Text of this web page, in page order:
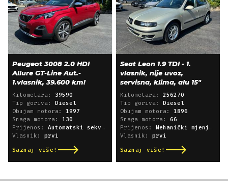
Peugeot 3008 2.0 HDI
Allure GT-Line Aut.-
1.vlasnik, 39.600 km!
Kilometara: 39590
Tip goriva: Diesel
Obujam motora: 1997
Snaga motora: 130
Prijenos: Automatski sekvencijski
Vlasnik: prvi
Saznaj više!
Seat Leon 1.9 TDI - 1.
vlasnik, nije uvoz,
servisna, klima, alu 15"
Kilometara: 256270
Tip goriva: Diesel
Obujam motora: 1896
Snaga motora: 66
Prijenos: Mehanički mjenjač
Vlasnik: prvi
Saznaj više!